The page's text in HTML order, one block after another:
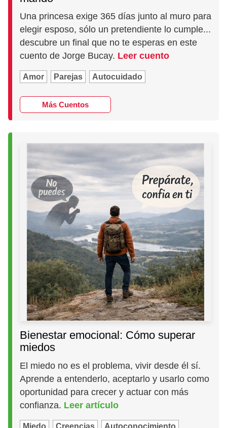
Una princesa exige 365 días junto al muro para
elegir esposo, sólo un pretendiente lo cumple...
descubre un final que no te esperas en este
cuento de Jorge Bucay. Leer cuento
Amor Parejas Autocuidado
Más Cuentos
Bienestar emocional: Cómo superar
miedos
El miedo no es el problema, vivir desde él sí.
Aprende a entenderlo, aceptarlo y usarlo como
oportunidad para crecer y actuar con más
confianza. Leer artículo
Miedo Creencias Autoconocimiento